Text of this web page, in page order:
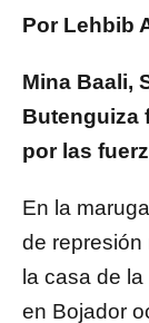
Por Lehbib
Mina Baali,
Butenguiza
por las
En la
de represión
la casa de
en Bojador